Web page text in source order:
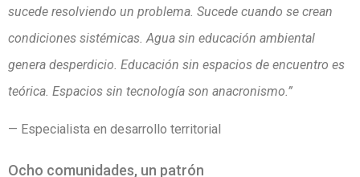
sucede resolviendo un problema. Sucede cuando se crean
condiciones sistémicas. Agua sin educación ambiental
genera desperdicio. Educación sin espacios de encuentro es
teórica. Espacios sin tecnología son anacronismo.”
— Especialista en desarrollo territorial
Ocho comunidades, un patrón